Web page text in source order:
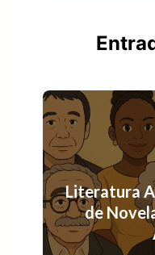
Literatura
de